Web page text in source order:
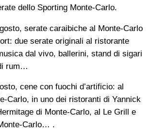
dello Sporting Monte-Carlo.
serate caraibiche al Monte-Carlo
due serate originali al ristorante
dal vivo, ballerini, stand di sigari
rum…
cene con fuochi d’artificio: al
Carlo, in uno dei ristoranti di Yannick
di Monte-Carlo, al Le Grill e
Carlo… .